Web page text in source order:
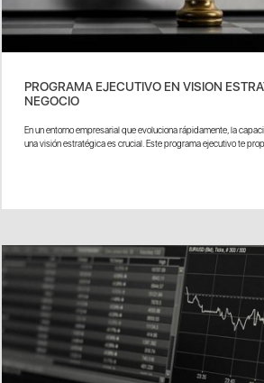
PROGRAMA EJECUTIVO EN VISION
NEGOCIO
En un entorno empresarial que evoluciona rápidamente, la
una visión estratégica es crucial. Este programa ejecutivo te